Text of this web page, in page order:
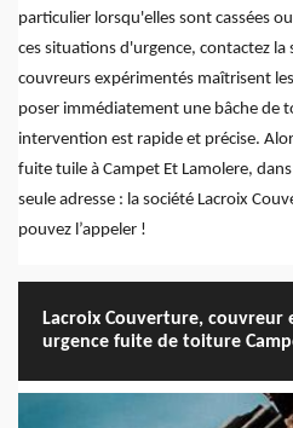
particulier lorsqu'elles sont cassées
ces situations d'urgence, contactez la
couvreurs expérimentés maîtrisent
poser immédiatement une bâche de
intervention est rapide et précise.
fuite tuile à Campet Et Lamolere,
seule adresse : la société Lacroix
pouvez l’appeler !
Lacroix Couverture, couvreur
urgence fuite de toiture